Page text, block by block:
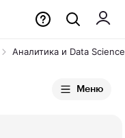
Аналитика и Data
Меню